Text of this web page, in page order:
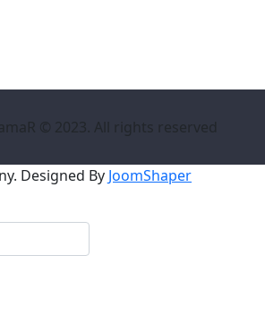
© 2023. All rights reserved
Designed By JoomShaper